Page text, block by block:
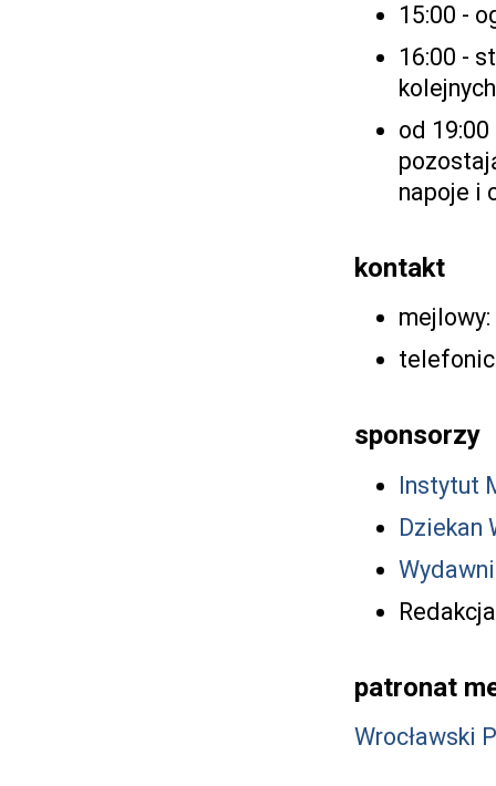
15:00 -
16:00 -
od
napoje i
kontakt
mejlowy:
sponsorzy
Instytut
Dziekan
patronat
Wrocławski